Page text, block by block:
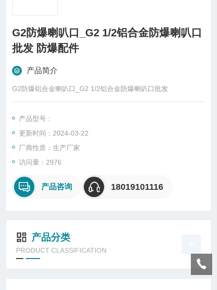
G2防爆喇叭口_G2 1/2铝合金防爆喇叭口
批发 防爆配件
产品简介
G2防爆铝合金喇叭口_G2 1/2铝合金防爆喇叭口批发
产品型号：
更新时间：2024-03-22
厂商性质：生产厂家
访问量：2976
产品咨询 18019101116
产品分类
PRODUCT CLASSIFICATION